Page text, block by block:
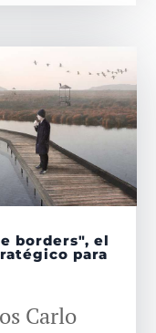
borders", el
para
Carlo